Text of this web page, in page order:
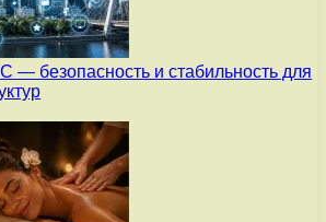
— безопасность и стабильность для